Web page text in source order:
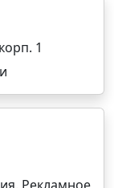
1